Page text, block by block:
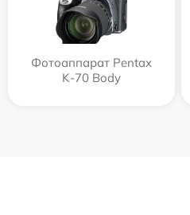
Фотоаппарат Pentax
K-70 Body